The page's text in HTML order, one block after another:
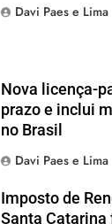
Davi Paes e Lima
Nova licença-
prazo e inclui
no Brasil
Davi Paes e Lima
Imposto de
Santa